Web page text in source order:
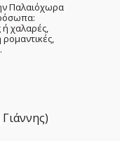
Παλαιόχωρα
ή χαλαρές,
ρομαντικές,